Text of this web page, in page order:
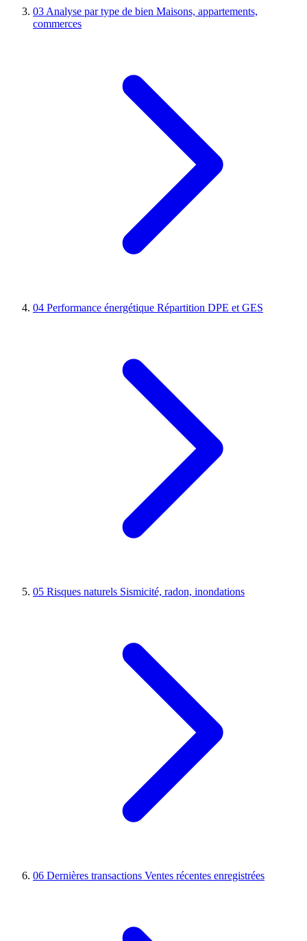
03 Analyse par type de bien Maisons, appartements,
commerces
04 Performance énergétique Répartition DPE et GES
05 Risques naturels Sismicité, radon, inondations
06 Dernières transactions Ventes récentes enregistrées